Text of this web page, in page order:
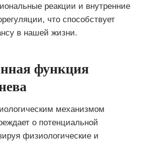
реакции и внутренние
что способствует
в нашей жизни.
функция
механизмом
о потенциальной
физиологические и